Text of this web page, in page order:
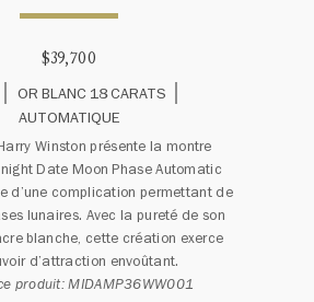
$39,700
OR BLANC 18 CARATS
AUTOMATIQUE
Winston présente la montre
Date Moon Phase Automatic
d’une complication permettant de
lunaires. Avec la pureté de son
blanche, cette création exerce
d’attraction envoûtant.
produit: MIDAMP36WW001